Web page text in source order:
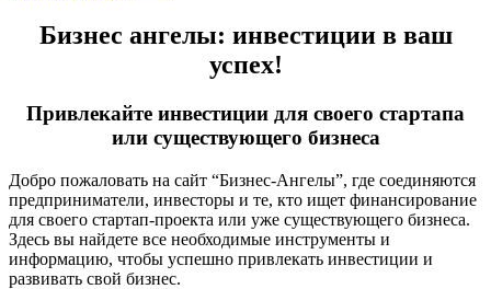
Бизнес ангелы: инвестиции в ваш
успех!
Привлекайте инвестиции для своего стартапа
или существующего бизнеса
Добро пожаловать на сайт “Бизнес-Ангелы”, где соединяются
предприниматели, инвесторы и те, кто ищет финансирование
для своего стартап-проекта или уже существующего бизнеса.
Здесь вы найдете все необходимые инструменты и
информацию, чтобы успешно привлекать инвестиции и
развивать свой бизнес.